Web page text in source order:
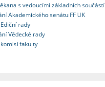
s vedoucími základních součástí
Akademického senátu FF UK
rady
Vědecké rady
fakulty